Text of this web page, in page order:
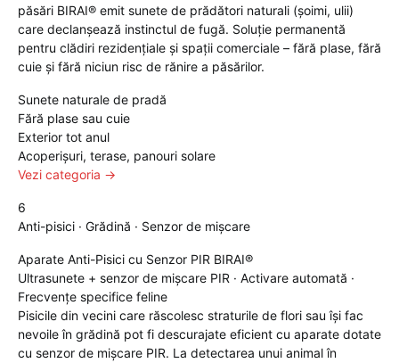
păsări BIRAI® emit sunete de prădători naturali (șoimi, ulii)
care declanșează instinctul de fugă. Soluție permanentă
pentru clădiri rezidențiale și spații comerciale – fără plase, fără
cuie și fără niciun risc de rănire a păsărilor.
Sunete naturale de pradă
Fără plase sau cuie
Exterior tot anul
Acoperișuri, terase, panouri solare
Vezi categoria →
6
Anti-pisici · Grădină · Senzor de mișcare
Aparate Anti-Pisici cu Senzor PIR BIRAI®
Ultrasunete + senzor de mișcare PIR · Activare automată ·
Frecvențe specifice feline
Pisicile din vecini care răscolesc straturile de flori sau își fac
nevoile în grădină pot fi descurajate eficient cu aparate dotate
cu senzor de mișcare PIR. La detectarea unui animal în